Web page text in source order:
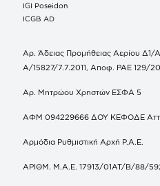
IGI Poseidon
ICGB AD
Αρ. Άδειας Προμήθειας Αερίου Δ1/
Α/15827/7.7.2011, Αποφ. ΡΑΕ 129/
Αρ. Μητρώου Χρηστών ΕΣΦΑ 5
ΑΦΜ 094229666 ΔΟΥ ΚΕΦΟΔΕ
Αρμόδια Ρυθμιστική Αρχή Ρ.Α.Ε.
ΑΡΙΘΜ. Μ.Α.Ε. 17913/01ΑΤ/Β/88/